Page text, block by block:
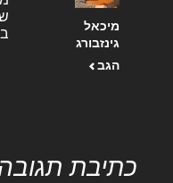
מיכאל
גינזבורג
הגב
כתיבת